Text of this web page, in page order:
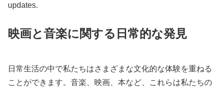
updates.
映画と音楽に関する日常的な発見
日常生活の中で私たちはさまざまな文化的な体験を重ねる
ことができます。音楽、映画、本など、これらは私たちの